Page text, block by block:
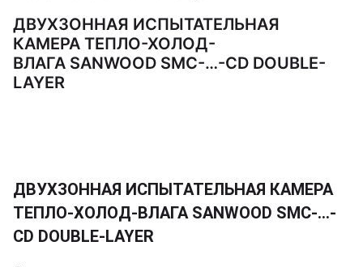
ДВУХЗОННАЯ ИСПЫТАТЕЛЬНАЯ
КАМЕРА ТЕПЛО-ХОЛОД-
ВЛАГА SANWOOD SMC-…-CD DOUBLE-
LAYER
ДВУХЗОННАЯ ИСПЫТАТЕЛЬНАЯ КАМЕРА
ТЕПЛО-ХОЛОД-ВЛАГА SANWOOD SMC-…-
CD DOUBLE-LAYER